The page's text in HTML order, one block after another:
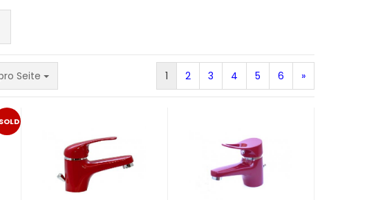
Seite
Seite 1 2 3 4 5 6 »
SOLD